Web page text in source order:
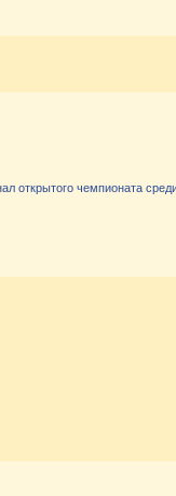
открытого чемпионата